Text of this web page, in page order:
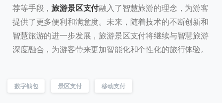
荐等手段，旅游景区支付融入了智慧旅游的理念，为游客
提供了更多便利和满意度。未来，随着技术的不断创新和
智慧旅游的进一步发展，旅游景区支付将继续与智慧旅游
深度融合，为游客带来更加智能化和个性化的旅行体验。
数字钱包 景区支付 移动支付